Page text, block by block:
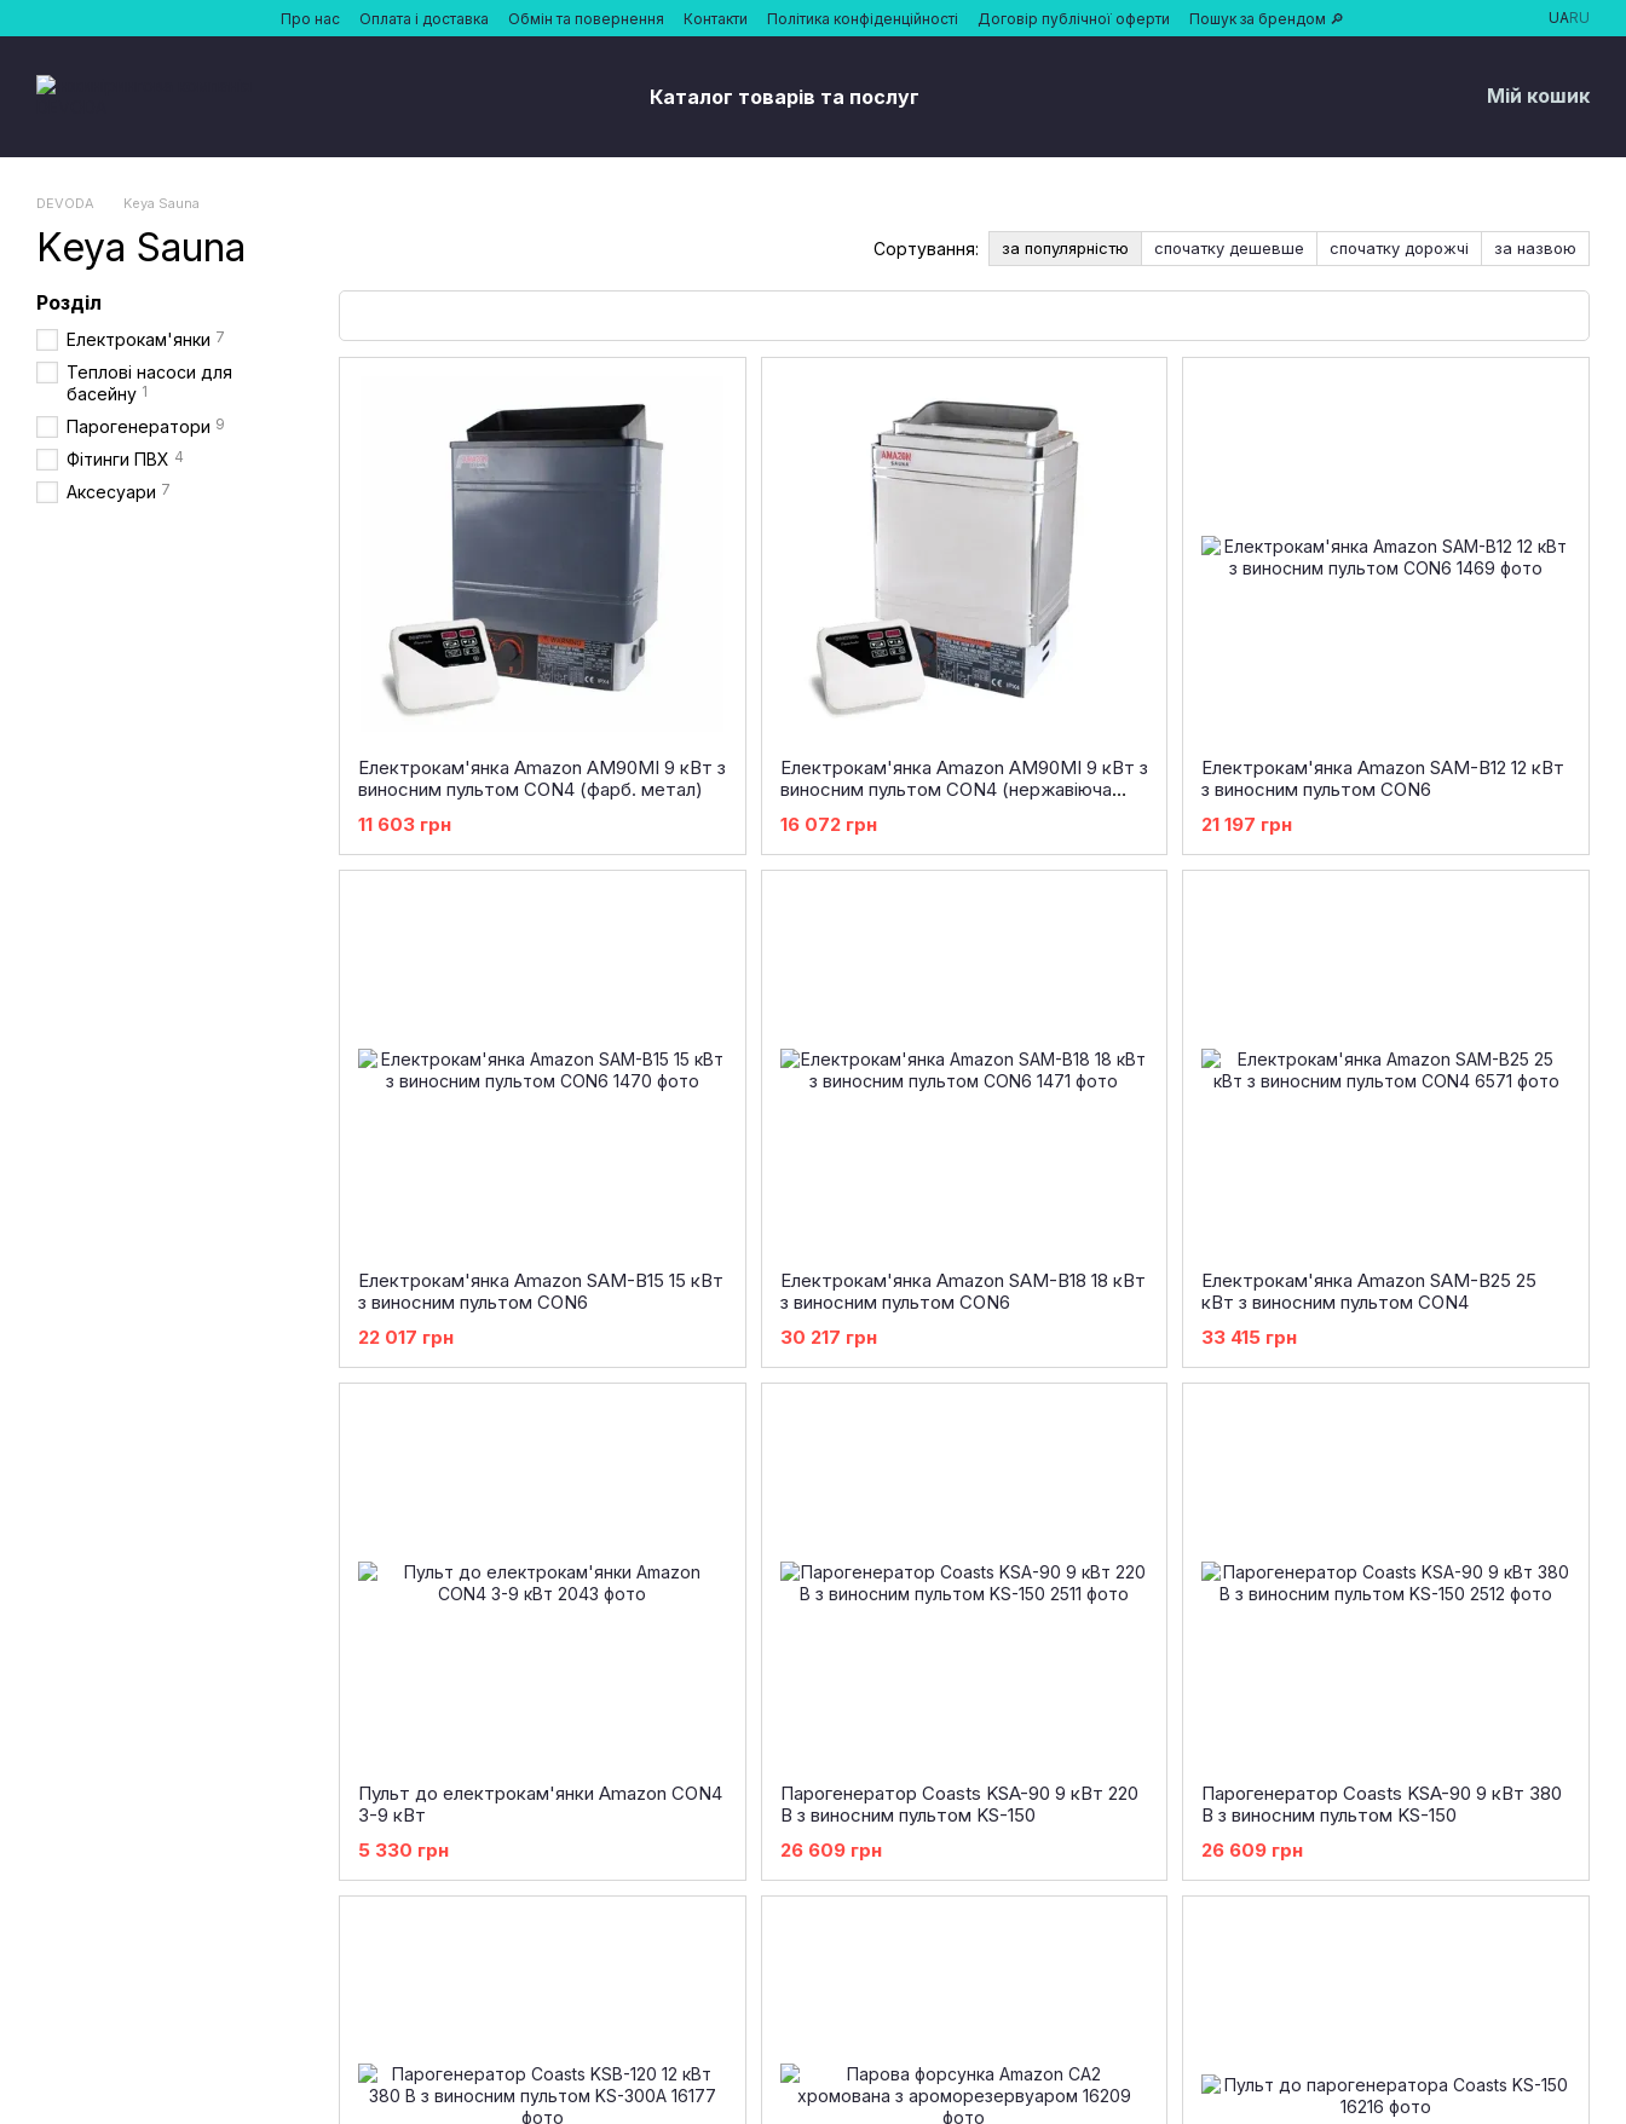
Перейти до основного контентуПро нас Оплата і доставка Обмін та повернення Контакти Політика конфіденційності Договір публічної оферти Пошук за брендом 🔎 UARU
Каталог товарів та послуг Мій кошик
DEVODA Keya Sauna
Keya Sauna Сортування: за популярністю спочатку дешевше спочатку дорожчі за назвою
Електрокам'янка Amazon AM90MI 9 кВт з
виносним пультом CON4 (фарб. метал)
11 603 грн
Електрокам'янка Amazon AM90MI 9 кВт з
виносним пультом CON4 (нержавіюча
16 072 грн
Електрокам'янка Amazon SAM-B12 12 кВт
з виносним пультом CON6
21 197 грн
Електрокам'янка Amazon SAM-B15 15 кВт
з виносним пультом CON6
22 017 грн
Електрокам'янка Amazon SAM-B18 18 кВт
з виносним пультом CON6
30 217 грн
Електрокам'янка Amazon SAM-B25 25
кВт з виносним пультом CON4
33 415 грн
Пульт до електрокам'янки Amazon CON4
3-9 кВт
5 330 грн
Парогенератор Coasts KSA-90 9 кВт 220
В з виносним пультом KS-150
26 609 грн
Парогенератор Coasts KSA-90 9 кВт 380
В з виносним пультом KS-150
26 609 грн
Розділ
Електрокам'янки 7
Теплові насоси для
басейну 1
Парогенератори 9
Фітинги ПВХ 4
Аксесуари 7